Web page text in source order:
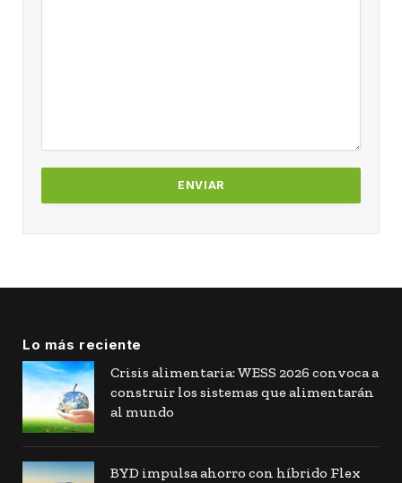
Lo más reciente
Crisis alimentaria: WESS 2026 convoca a
construir los sistemas que alimentarán
al mundo
BYD impulsa ahorro con híbrido Flex